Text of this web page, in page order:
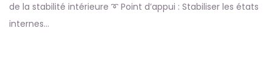
de la stabilité intérieure ➰ Point d’appui : Stabiliser les états
internes…